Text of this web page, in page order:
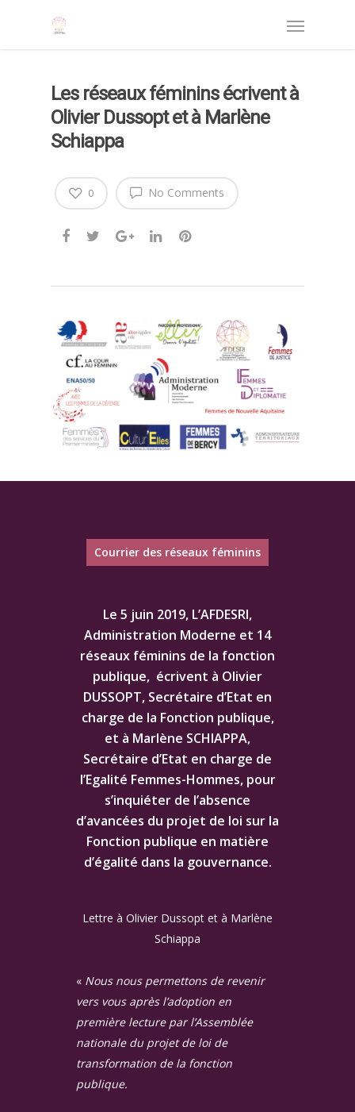
Les réseaux féminins écrivent à
Olivier Dussopt et à Marlène
Schiappa
No Comments
0
Courrier des réseaux féminins
Le 5 juin 2019, L’AFDESRI,
Administration Moderne et 14
réseaux féminins de la fonction
publique, écrivent à Olivier
DUSSOPT, Secrétaire d’Etat en
charge de la Fonction publique,
et à Marlène SCHIAPPA,
Secrétaire d’Etat en charge de
l’Egalité Femmes-Hommes, pour
s’inquiéter de l’absence
d’avancées du projet de loi sur la
Fonction publique en matière
d’égalité dans la gouvernance.
Lettre à Olivier Dussopt et à Marlène
Schiappa
« Nous nous permettons de revenir
vers vous après l’adoption en
première lecture par l’Assemblée
nationale du projet de loi de
transformation de la fonction
publique.